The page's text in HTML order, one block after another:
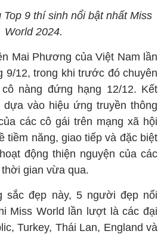
9 thí sinh nổi bật nhất Miss
World 2024.
Mai Phương của Việt Nam lần
9/12, trong khi trước đó chuyên
nàng đứng hạng 12/12. Kết
dựa vào hiệu ứng truyền thông
các cô gái trên mạng xã hội
tiềm năng, giao tiếp và đặc biệt
động thiện nguyện của các
gian vừa qua.
sắc đẹp này, 5 người đẹp nổi
Miss World lần lượt là các đại
Turkey, Thái Lan, England và